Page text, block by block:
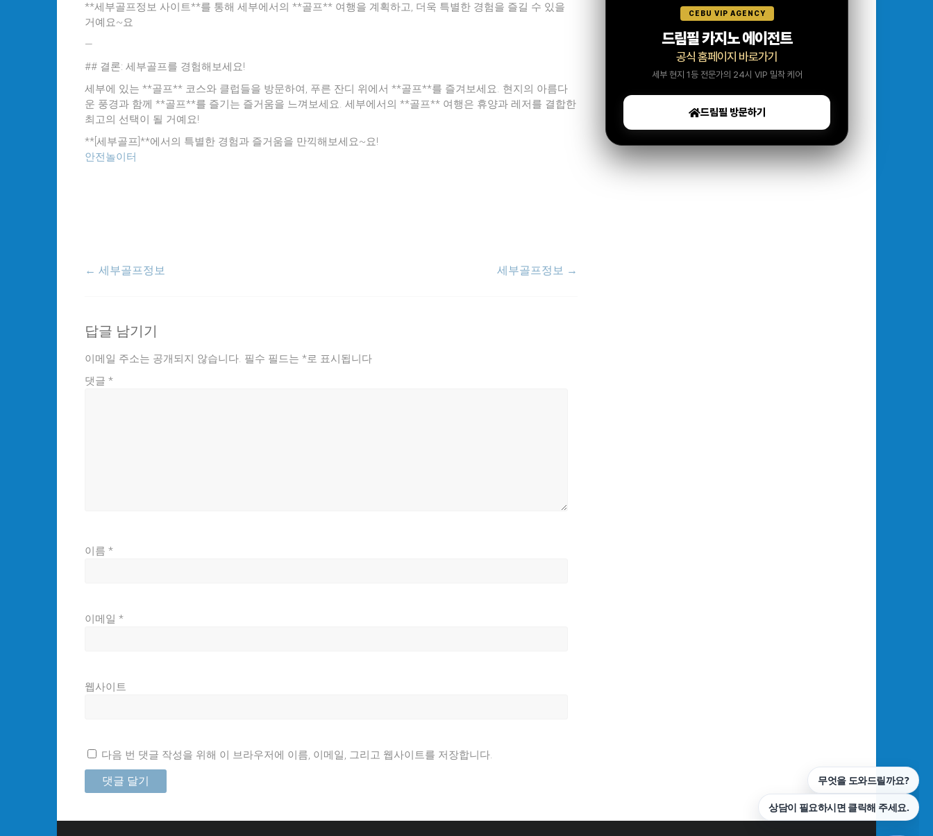
**세부골프정보 사이트**를 통해 세부에서의 **골프** 여행을 계획하고, 더욱 특별한 경험을 즐길 수 있을
거예요~요
—
## 결론: 세부골프를 경험해보세요!
세부에 있는 **골프** 코스와 클럽들을 방문하여, 푸른 잔디 위에서 **골프**를 즐겨보세요. 현지의 아름다
운 풍경과 함께 **골프**를 즐기는 즐거움을 느껴보세요. 세부에서의 **골프** 여행은 휴양과 레저를 결합한
최고의 선택이 될 거예요!
**[세부골프]**에서의 특별한 경험과 즐거움을 만끽해보세요~요!
안전놀이터
← 세부골프정보 세부골프정보 →
답글 남기기
이메일 주소는 공개되지 않습니다. 필수 필드는 *로 표시됩니다
댓글 *
이름 *
이메일 *
웹사이트
다음 번 댓글 작성을 위해 이 브라우저에 이름, 이메일, 그리고 웹사이트를 저장합니다.
CEBU VIP AGENCY
드림필 카지노 에이전트
공식 홈페이지 바로가기
세부 현지 1등 전문가의 24시 VIP 밀착 케어
드림필 방문하기